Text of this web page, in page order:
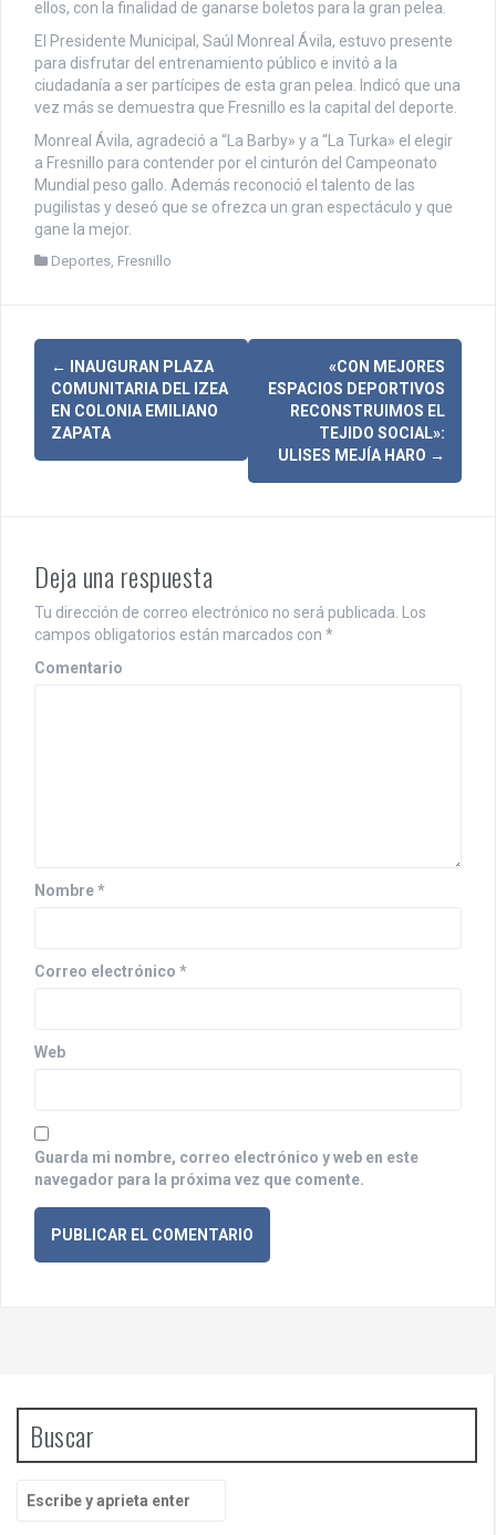
ellos, con la finalidad de ganarse boletos para la gran pelea.
El Presidente Municipal, Saúl Monreal Ávila, estuvo presente
para disfrutar del entrenamiento público e invitó a la
ciudadanía a ser partícipes de esta gran pelea. Indicó que una
vez más se demuestra que Fresnillo es la capital del deporte.
Monreal Ávila, agradeció a “La Barby» y a “La Turka» el elegir
a Fresnillo para contender por el cinturón del Campeonato
Mundial peso gallo. Además reconoció el talento de las
pugilistas y deseó que se ofrezca un gran espectáculo y que
gane la mejor.
Deportes, Fresnillo
N
v
a
c
i
ó
n
r
d
s
←
INAUGURAN PLAZA
COMUNITARIA DEL IZEA
EN COLONIA EMILIANO
ZAPATA
«CON MEJORES
ESPACIOS DEPORTIVOS
RECONSTRUIMOS EL
TEJIDO SOCIAL»:
ULISES MEJÍA HARO →
Deja una respuesta
Tu dirección de correo electrónico no será publicada.
Los
campos obligatorios están marcados con *
Comentario
Nombre*
Correo electrónico *
Web
Guarda mi nombre, correo electrónico y web en este
navegador para la próxima vez que comente.
Buscar